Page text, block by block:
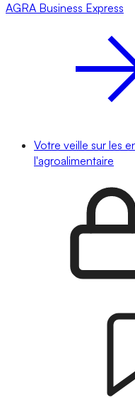
AGRA Business Express
Votre veille sur les
l'agroalimentaire